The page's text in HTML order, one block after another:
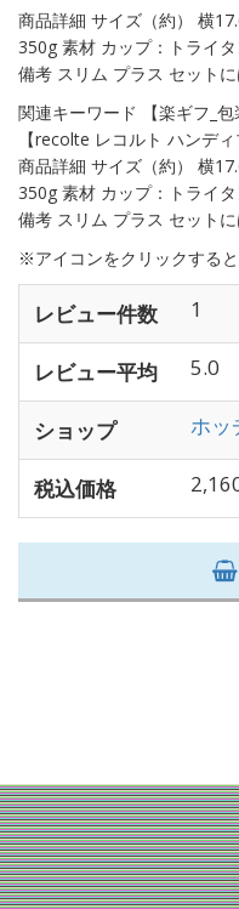
商品詳細 サイズ（約） 横
350g 素材 カップ：トライ
備考 スリム プラス セットに
関連キーワード 【楽ギフ_包
【recolte レコルト ハンデ
商品詳細 サイズ（約） 横
350g 素材 カップ：トライ
備考 スリム プラス セットに
※アイコンをクリックすると
レビュー件数 1
レビュー平均 5.0
ショップ ホッ
税込価格